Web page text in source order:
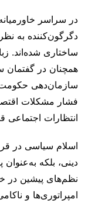
در سراسر
دگرگون‌کننده به
ساختاری شده‌اند.
همچنان در گفتمان
سازمان‌دهی
فشار مشکلات
انتظارات اجتماعی
اسلام سیاسی در
دینی، بلکه
نظم‌های پیشین در
امپراتوری‌ها و